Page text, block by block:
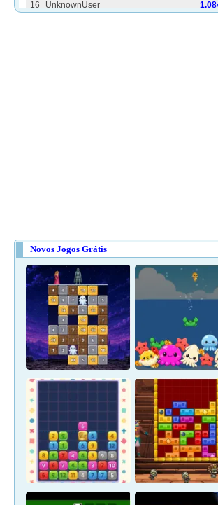
Novos Jogos Grátis
Magic Stone Puzzle: The
Petrified Prince
Osakana Game